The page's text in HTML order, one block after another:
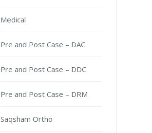
Medical
Pre and Post Case – DAC
Pre and Post Case – DDC
Pre and Post Case – DRM
Saqsham Ortho